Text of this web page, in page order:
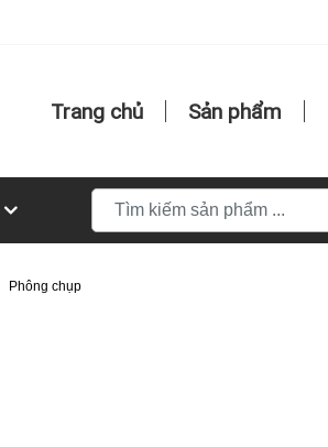
Trang chủ Sản phẩm
Phông chụp